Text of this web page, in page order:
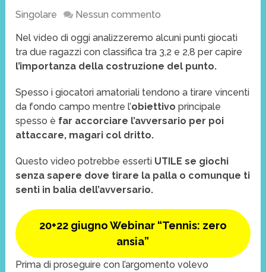
Singolare Nessun commento
Nel video di oggi analizzeremo alcuni punti giocati
tra due ragazzi con classifica tra 3,2 e 2,8 per capire
l’importanza della costruzione del punto.
Spesso i giocatori amatoriali tendono a tirare vincenti
da fondo campo mentre l’obiettivo principale
spesso è far accorciare l’avversario per poi
attaccare, magari col dritto.
Questo video potrebbe esserti UTILE se giochi
senza sapere dove tirare la palla o comunque ti
senti in balia dell’avversario.
20+22 giugno Webinar “Tennis: zero
ansia”
Prima di proseguire con l’argomento volevo